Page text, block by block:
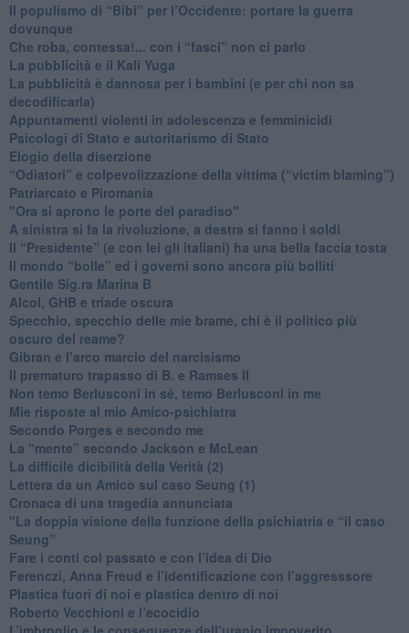
​Il populismo di “Bibi” per l’Occidente: portare la guerra
dovunque
​Che roba, contessa!... con i “fasci” non ci parlo
La pubblicità e il Kali Yuga
​La pubblicità è dannosa per i bambini (e per chi non sa
decodificarla)
​Appuntamenti violenti in adolescenza e femminicidi
​Psicologi di Stato e autoritarismo di Stato
Elogio della diserzione
“Odiatori” e colpevolizzazione della vittima (“victim blaming”)
​Patriarcato e Piromania
"Ora si aprono le porte del paradiso"
​A sinistra si fa la rivoluzione, a destra si fanno i soldi
​Il “Presidente” (e con lei gli italiani) ha una bella faccia tosta
​Il mondo “bolle” ed i governi sono ancora più bolliti
​Gentile Sig.ra Marina B
​Alcol, GHB e triade oscura
​Specchio, specchio delle mie brame, chi è il politico più
oscuro del reame?
​Gibran e l’arco marcio del narcisismo
​Il prematuro trapasso di B. e Ramses II
​Non temo Berlusconi in sé, temo Berlusconi in me
​Mie risposte al mio Amico-psichiatra
​Secondo Porges e secondo me
​La “mente” secondo Jackson e McLean
La difficile dicibilità della Verità (2)
​Lettera da un Amico sul caso Seung (1)
​Cronaca di una tragedia annunciata
"​La doppia visione della funzione della psichiatria e “il caso
Seung”
​Fare i conti col passato e con l’idea di Dio
​Ferenczi, Anna Freud e l’identificazione con l’aggresssore
Plastica fuori di noi e plastica dentro di noi
​Roberto Vecchioni e l’ecocidio